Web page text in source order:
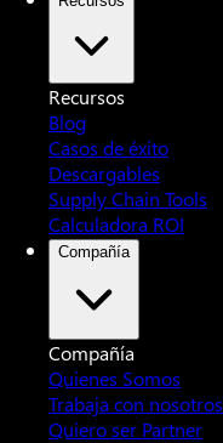
Recursos
Blog
Casos de éxito
Descargables
Supply Chain Tools
Calculadora ROI
Compañía
Compañía
Quienes Somos
Trabaja con nosotros
Quiero ser Partner